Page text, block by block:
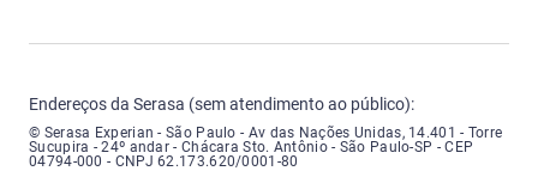
Endereços da Serasa (sem atendimento ao público):
Serasa Experian - São Paulo - Endereço: Avenida das Nações Unidas,
© Serasa Experian - São Paulo - Av das Nações Unidas, 14.401 - Torre
Sucupira - 24º andar - Chácara Sto. Antônio - São Paulo-SP - CEP
04794-000 - CNPJ 62.173.620/0001-80